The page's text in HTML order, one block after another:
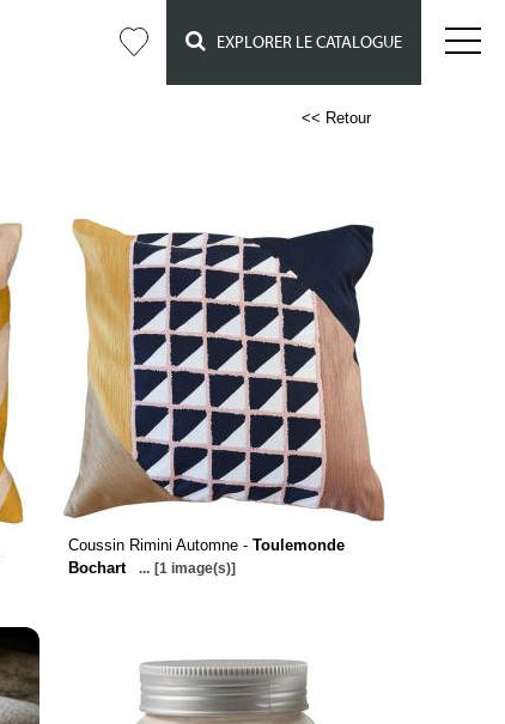
EXPLORER LE CATALOGUE
<< Retour
Coussin Rimini Automne - Toulemonde
Bochart
... [1 image(s)]